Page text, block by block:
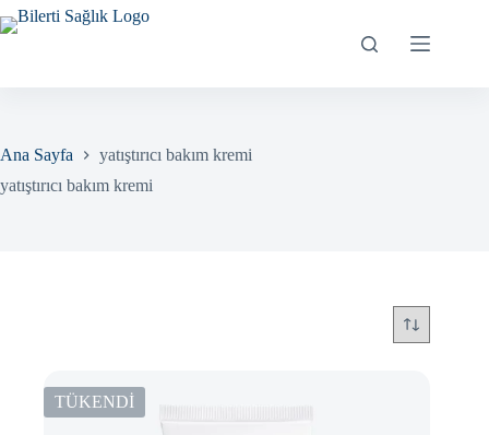
Skip
to
Ana Sayfa
yatıştırıcı bakım kremi
yatıştırıcı bakım kremi
TÜKENDİ